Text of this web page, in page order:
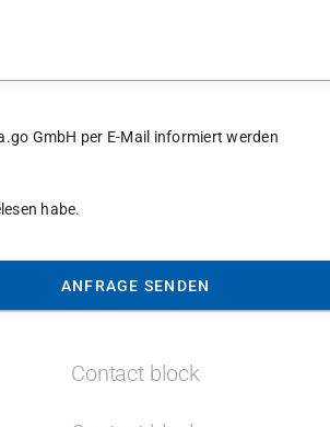
GmbH per E-Mail informiert werden
habe.
ANFRAGE SENDEN
Contact block